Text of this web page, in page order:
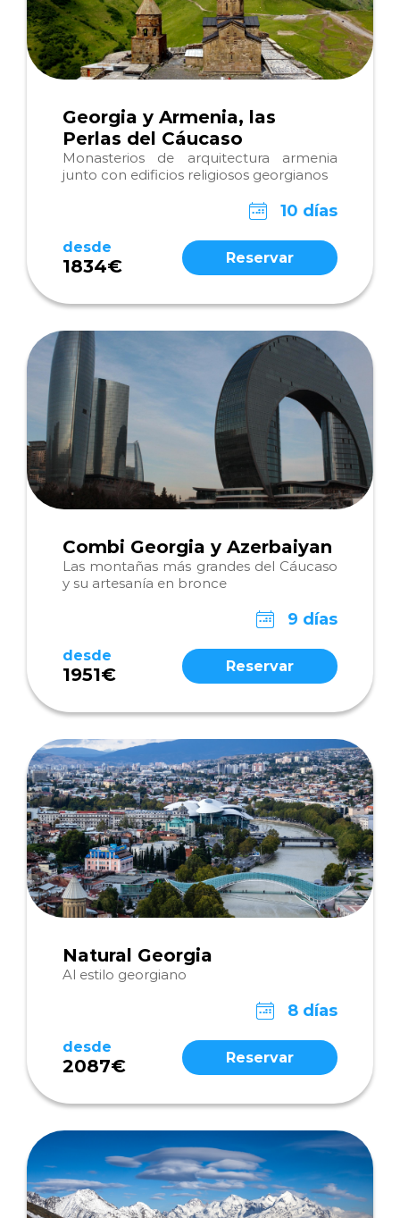
Georgia y Armenia, las
Perlas del Cáucaso
Monasterios de arquitectura armenia
junto con edificios religiosos georgianos
10 días
desde
1834€ Reservar
Combi Georgia y Azerbaiyan
Las montañas más grandes del Cáucaso
y su artesanía en bronce
9 días
desde
1951€ Reservar
Natural Georgia
Al estilo georgiano
8 días
desde
2087€ Reservar